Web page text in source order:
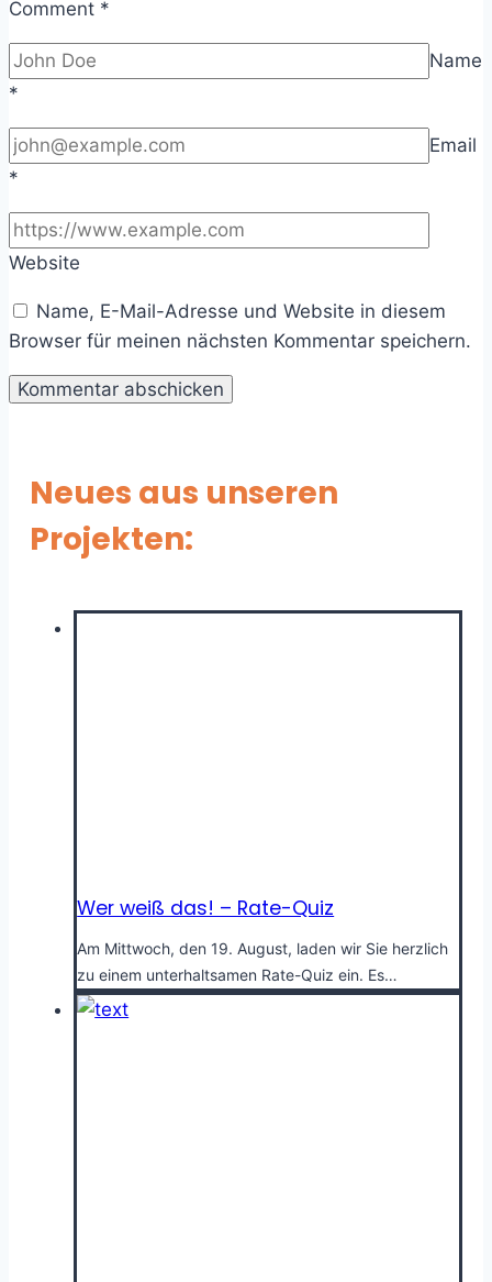
Comment *
Name
*
Email
*
Website
Name, E-Mail-Adresse und Website in diesem
Browser für meinen nächsten Kommentar speichern.
Neues aus unseren
Projekten:
Wer weiß das! – Rate-Quiz
Am Mittwoch, den 19. August, laden wir Sie herzlich
zu einem unterhaltsamen Rate-Quiz ein. Es…